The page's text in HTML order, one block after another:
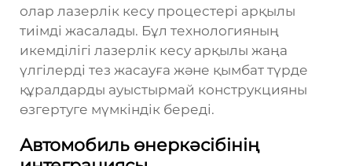
олар лазерлік кесу процестері арқылы
тиімді жасалады. Бұл технологияның
икемділігі лазерлік кесу арқылы жаңа
үлгілерді тез жасауға және қымбат түрде
құралдарды ауыстырмай конструкцияны
өзгертуге мүмкіндік береді.
Автомобиль өнеркәсібінің